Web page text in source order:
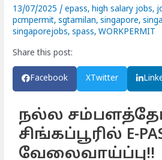
13/07/2025 /epass,high salary jobs,
pcmpermit,sgtamilan,singapore,
singaporejobs,spass,WORKPERMIT
Share this post:
Facebook XTwitter
நல்ல
சிங்கப்பூரில் E-
வேலைவாய்ப்பு!!